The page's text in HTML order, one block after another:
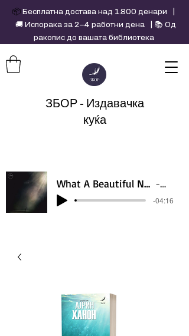
ЗБОР - Издавачка
куќа
What A Beautiful Name - Hillsong - Violin cover by Daniel Jang Artist
-04:16
📦 Бесплатна достава над 1.800 денари |
🚚 Испорака за 2–4 работни дена | 📚 Од
ракопис до вашата библиотека